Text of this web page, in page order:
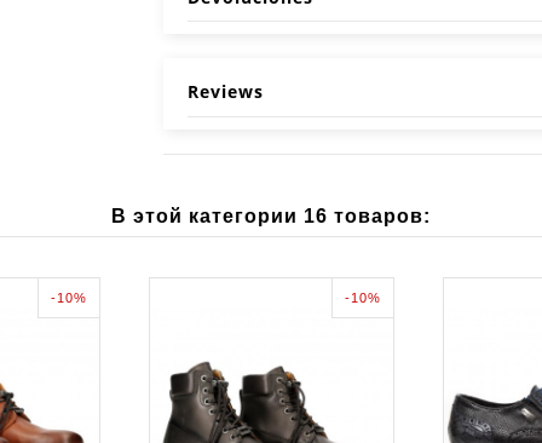
Reviews
В этой категории 16 товаров:
-10% -10%